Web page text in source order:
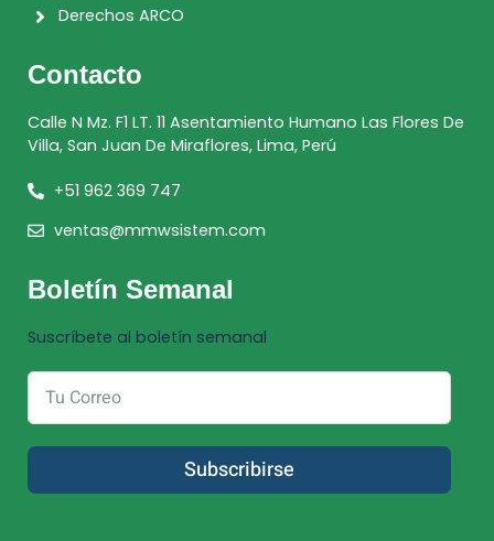
Derechos ARCO
Contacto
Calle N Mz. F1 LT. 11 Asentamiento Humano Las Flores De
Villa, San Juan De Miraflores, Lima, Perú
+51 962 369 747
ventas@mmwsistem.com
Boletín Semanal
Suscríbete al boletín semanal
Subscribirse